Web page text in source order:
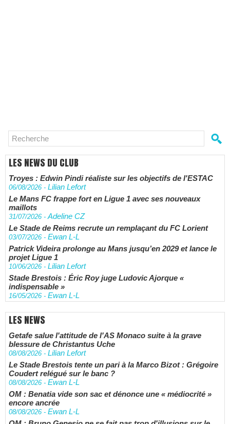
LES NEWS DU CLUB
Troyes : Edwin Pindi réaliste sur les objectifs de l'ESTAC
06/08/2026 - Lilian Lefort
Le Mans FC frappe fort en Ligue 1 avec ses nouveaux
maillots
31/07/2026 -Adeline CZ
Le Stade de Reims recrute un remplaçant du FC Lorient
03/07/2026 - Ewan L-L
Patrick Videira prolonge au Mans jusqu’en 2029 et lance le
projet Ligue 1
10/06/2026 - Lilian Lefort
Stade Brestois : Éric Roy juge Ludovic Ajorque «
indispensable »
16/05/2026 - Ewan L-L
LES NEWS
Getafe salue l'attitude de l'AS Monaco suite à la grave
blessure de Christantus Uche
08/08/2026 - Lilian Lefort
Le Stade Brestois tente un pari à la Marco Bizot : Grégoire
Coudert relégué sur le banc ?
08/08/2026 - Ewan L-L
OM : Benatia vide son sac et dénonce une « médiocrité »
encore ancrée
08/08/2026 - Ewan L-L